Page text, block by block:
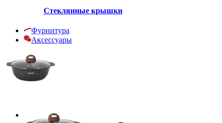
Стеклянные крышки
Фурнитура
Аксессуары